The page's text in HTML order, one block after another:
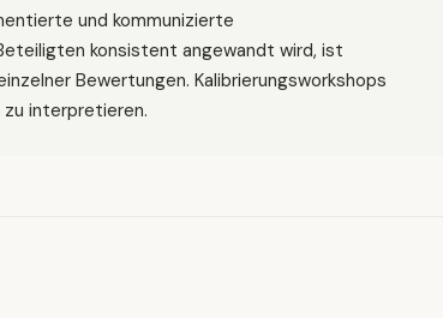
und kommunizierte
konsistent angewandt wird, ist
Bewertungen. Kalibrierungsworkshops
interpretieren.